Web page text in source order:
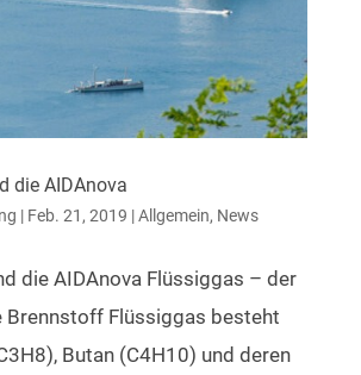
die AIDAnova
| Feb. 21, 2019 |Allgemein, News
die AIDAnova Flüssiggas – der
Brennstoff Flüssiggas besteht
Butan (C4H10) und deren